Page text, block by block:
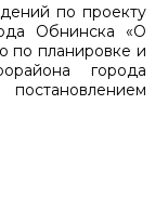
по проекту
Обнинска «О
по планировке и
города